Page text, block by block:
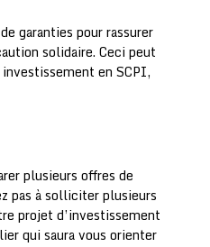
garanties pour rassurer
solidaire. Ceci peut
en SCPI,
plusieurs offres de
pas à solliciter plusieurs
projet d’investissement
qui saura vous orienter